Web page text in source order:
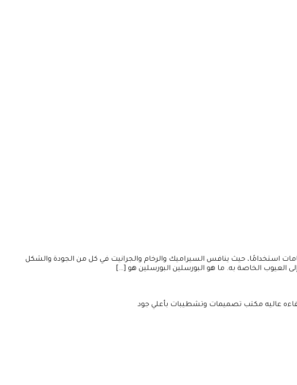
استخدامًا، حيث ينافس السيراميك والرخام والجرانيت في كل من الجودة والشكل
العيوب الخاصة به. ما هو البورسلين البورسلين هو […]
عاليه مكتب تصميمات وتشطيبات بأعلي جود